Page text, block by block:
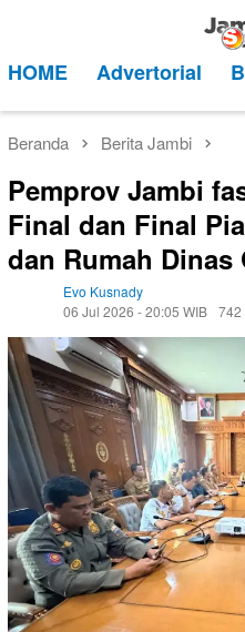
kontenMobile
HOME Advertorial
Beranda Berita Jambi
Pemprov Jambi
Final dan Final
dan Rumah Dinas
Evo Kusnady
06 Jul 2026 - 20:05 WIB 742